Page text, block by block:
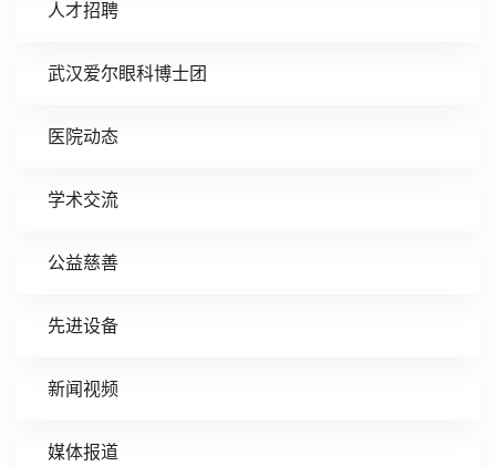
人才招聘
武汉爱尔眼科博士团
医院动态
学术交流
公益慈善
先进设备
新闻视频
媒体报道